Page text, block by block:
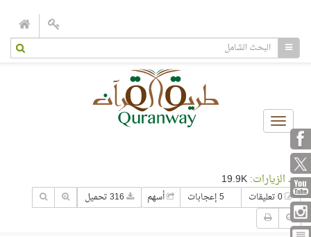
Toggle
navigation
عدد الزيارات:
5 إعجابات أسهم